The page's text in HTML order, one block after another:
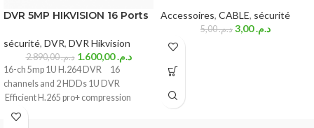
DVR 5MP HIKVISION 16 Ports
sécurité, DVR, DVR Hikvision
د.م.2.890,00 د.م.1.600,00
16-ch 5mp 1U H.264 DVR 16
channels and 2 HDDs 1U DVR
Efficient H.265 pro+ compression
Accessoires, CABLE, sécurité
د.م.5,00 د.م.3,00